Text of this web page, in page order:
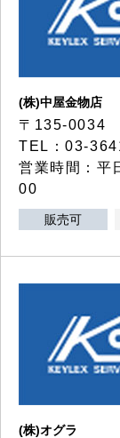
(株)中屋金物店
〒135-0034
TEL：03-
営業時間：
00
販売可
(株)オグラ